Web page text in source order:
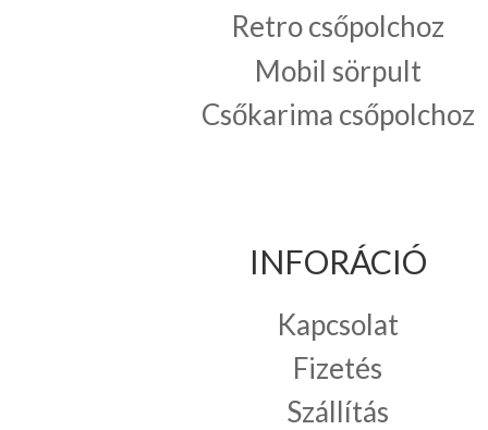
Retro csőpolchoz
Mobil sörpult
Csőkarima csőpolchoz
INFORÁCIÓ
Kapcsolat
Fizetés
Szállítás